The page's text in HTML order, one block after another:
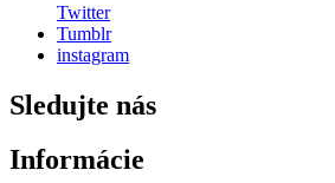
Twitter
Tumblr
instagram
Sledujte nás
Informácie